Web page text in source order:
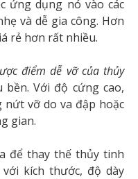
ứng dụng nó vào các
và dễ gia công. Hơn
rẻ hơn rất nhiều.
điểm dễ vỡ của thủy
Với độ cứng cao,
vỡ do va đập hoặc
gian.
để thay thế thủy tinh
kích thước, độ dày